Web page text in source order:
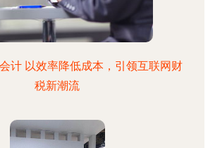
计 以效率降低成本，引领互联网财
税新潮流